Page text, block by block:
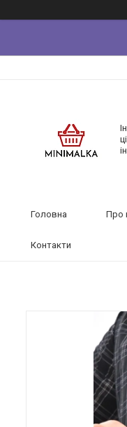
Головна Про
Контакти